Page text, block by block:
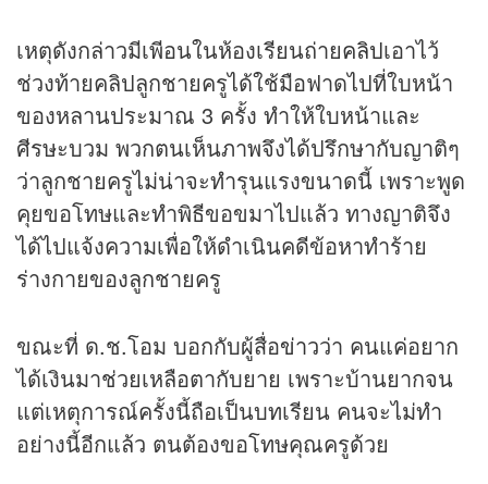
เหตุดังกล่าวมีเพีอนในห้องเรียนถ่ายคลิปเอาไว้
ช่วงท้ายคลิปลูกชายครูได้ใช้มือฟาดไปที่ใบหน้า
ของหลานประมาณ 3 ครั้ง ทำให้ใบหน้าและ
ศีรษะบวม พวกตนเห็นภาพจึงได้ปรึกษากับญาติๆ
ว่าลูกชายครูไม่น่าจะทำรุนแรงขนาดนี้ เพราะพูด
คุยขอโทษและทำพิธีขอขมาไปแล้ว ทางญาติจึง
ได้ไปแจ้งความเพื่อให้ดำเนินคดีข้อหาทำร้าย
ร่างกายของลูกชายครู
ขณะที่ ด.ช.โอม บอกกับผู้สื่อข่าวว่า คนแค่อยาก
ได้เงินมาช่วยเหลือตากับยาย เพราะบ้านยากจน
แต่เหตุการณ์ครั้งนี้ถือเป็นบทเรียน คนจะไม่ทำ
อย่างนี้อีกแล้ว ตนต้องขอโทษคุณครูด้วย